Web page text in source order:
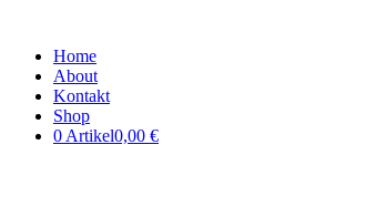
Home
About
Kontakt
Shop
0 Artikel0,00 €